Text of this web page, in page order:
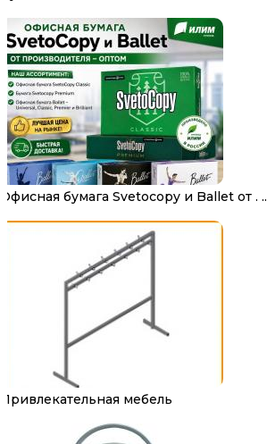
Офисная бумага Svetocopy и Ballet от . ..
Привлекательная мебель